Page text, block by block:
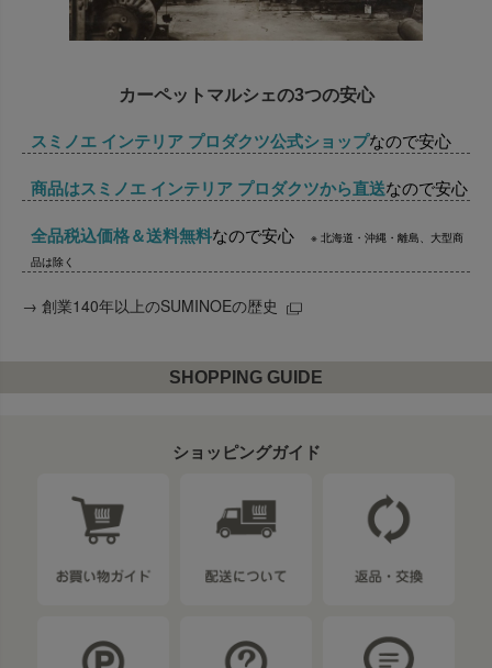
カーペットマルシェの3つの安心
スミノエ インテリア プロダクツ公式ショップなので安心
商品はスミノエ インテリア プロダクツから直送なので安心
全品税込価格＆送料無料なので安心
※ 北海道・沖縄・離島、大型商
品は除く
→ 創業140年以上のSUMINOEの歴史
SHOPPING GUIDE
ショッピングガイド